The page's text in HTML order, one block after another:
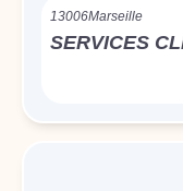
13006Marseille
SERVICES